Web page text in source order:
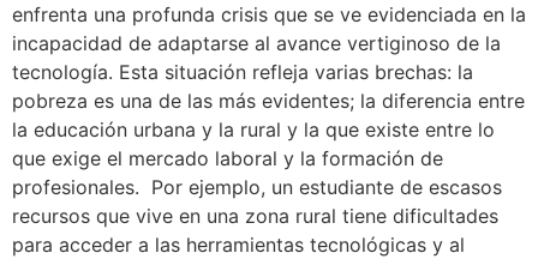
enfrenta una profunda crisis que se ve evidenciada en la
incapacidad de adaptarse al avance vertiginoso de la
tecnología. Esta situación refleja varias brechas: la
pobreza es una de las más evidentes; la diferencia entre
la educación urbana y la rural y la que existe entre lo
que exige el mercado laboral y la formación de
profesionales. Por ejemplo, un estudiante de escasos
recursos que vive en una zona rural tiene dificultades
para acceder a las herramientas tecnológicas y al